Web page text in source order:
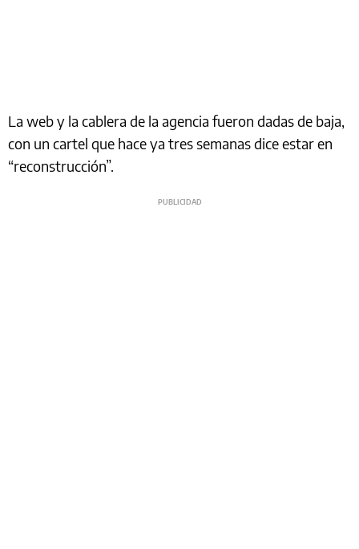
La web y la cablera de la agencia fueron dadas de baja,
con un cartel que hace ya tres semanas dice estar en
“reconstrucción”.